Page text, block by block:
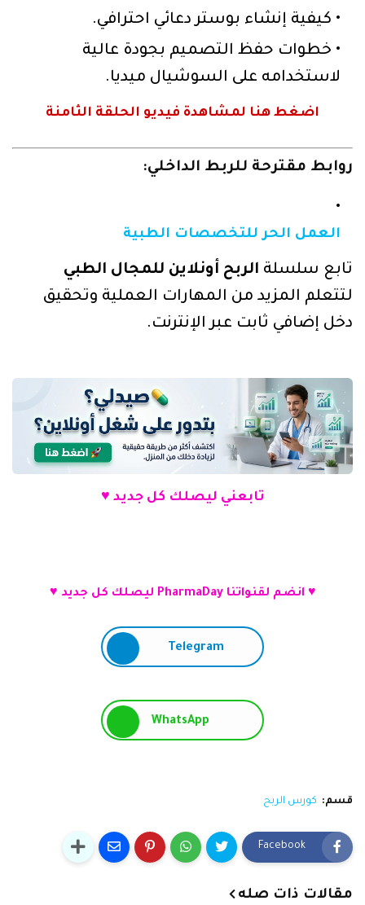
كيفية إنشاء بوستر دعائي احترافي.
خطوات حفظ التصميم بجودة عالية
لاستخدامه على السوشيال ميديا.
اضغط هنا لمشاهدة فيديو الحلقة الثامنة
روابط مقترحة للربط الداخلي:
العمل الحر للتخصصات الطبية
تابع سلسلة الربح أونلاين للمجال الطبي
لتتعلم المزيد من المهارات العملية وتحقيق
دخل إضافي ثابت عبر الإنترنت.
تابعني ليصلك كل جديد ♥
♥ انضم لقنواتنا PharmaDay ليصلك كل جديد ♥
Telegram
WhatsApp
قسم: كورس الربح
Facebook
مقالات ذات صله